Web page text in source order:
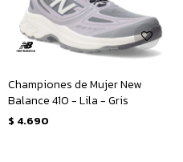
Championes de Mujer New
Balance 410 - Lila - Gris
$ 4.690